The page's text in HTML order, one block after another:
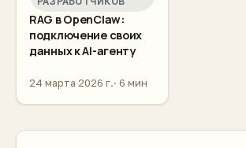
RAG в OpenClaw:
подключение своих
данных к AI-агенту
24 марта 2026 г. 6 мин